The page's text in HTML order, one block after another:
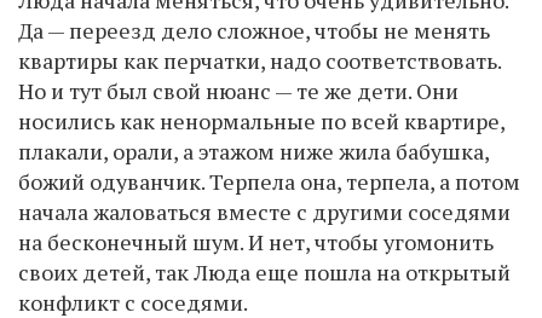
Да — переезд дело сложное, чтобы не менять
квартиры как перчатки, надо соответствовать.
Но и тут был свой нюанс — те же дети. Они
носились как ненормальные по всей квартире,
плакали, орали, а этажом ниже жила бабушка,
божий одуванчик. Терпела она, терпела, а потом
начала жаловаться вместе с другими соседями
на бесконечный шум. И нет, чтобы угомонить
своих детей, так Люда еще пошла на открытый
конфликт с соседями.